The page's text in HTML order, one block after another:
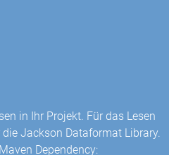
in Ihr Projekt. Für das Lesen
die Jackson Dataformat Library.
Dependency: